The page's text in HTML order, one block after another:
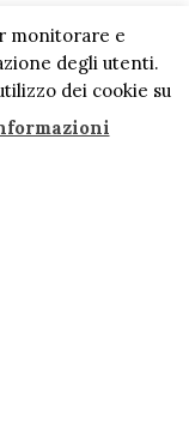
monitorare e
degli utenti.
dei cookie su